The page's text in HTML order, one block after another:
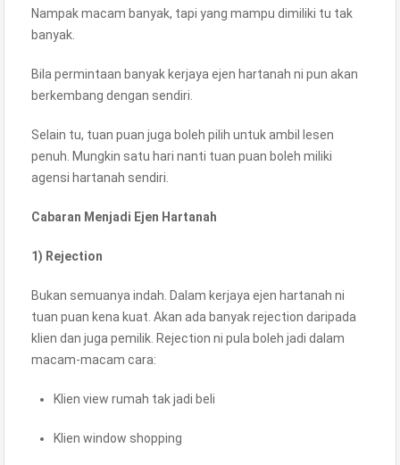
Nampak macam banyak, tapi yang mampu dimiliki tu tak
banyak.
Bila permintaan banyak kerjaya ejen hartanah ni pun akan
berkembang dengan sendiri.
Selain tu, tuan puan juga boleh pilih untuk ambil lesen
penuh. Mungkin satu hari nanti tuan puan boleh miliki
agensi hartanah sendiri.
Cabaran Menjadi Ejen Hartanah
1) Rejection
Bukan semuanya indah. Dalam kerjaya ejen hartanah ni
tuan puan kena kuat. Akan ada banyak rejection daripada
klien dan juga pemilik. Rejection ni pula boleh jadi dalam
macam-macam cara:
Klien view rumah tak jadi beli
Klien window shopping